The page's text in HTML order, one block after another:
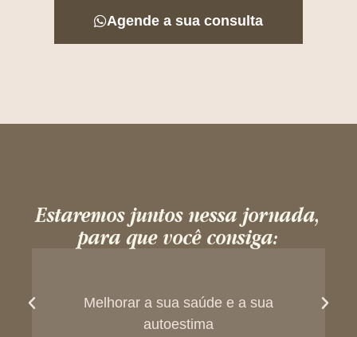
Agende a sua consulta
Estaremos juntos nessa jornada,
para que você consiga:
Melhorar a sua saúde e a sua
autoestima